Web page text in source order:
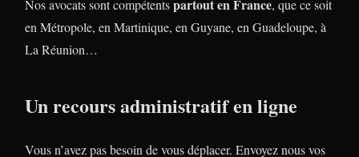
Nos avocats sont compétentspartout en France, que ce soit
en Métropole, en Martinique, en Guyane, en Guadeloupe, à
La Réunion…
Un recours administratif en ligne
Vous n’avez pas besoin de vous déplacer. Envoyez nous vos